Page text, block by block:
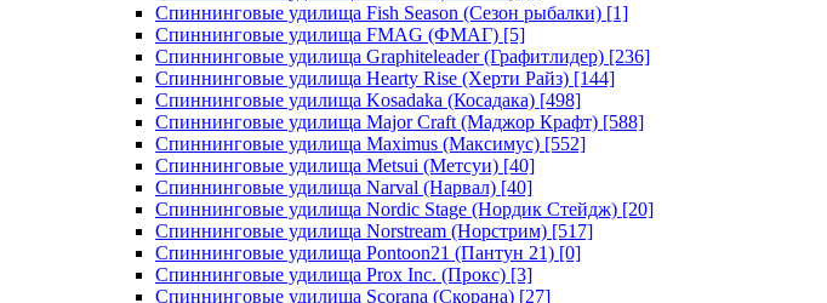
Спиннинговые удилища Fish Season (Сезон рыбалки) [1]
Спиннинговые удилища FMAG (ФМАГ) [5]
Спиннинговые удилища Graphiteleader (Графитлидер) [236]
Спиннинговые удилища Hearty Rise (Херти Райз) [144]
Спиннинговые удилища Kosadaka (Косадака) [498]
Спиннинговые удилища Major Craft (Маджор Крафт) [588]
Спиннинговые удилища Maximus (Максимус) [552]
Спиннинговые удилища Metsui (Метсуи) [40]
Спиннинговые удилища Narval (Нарвал) [40]
Спиннинговые удилища Nordic Stage (Нордик Стейдж) [20]
Спиннинговые удилища Norstream (Норстрим) [517]
Спиннинговые удилища Pontoon21 (Пантун 21) [0]
Спиннинговые удилища Prox Inc. (Прокс) [3]
Спиннинговые удилища Scorana (Скорана) [27]